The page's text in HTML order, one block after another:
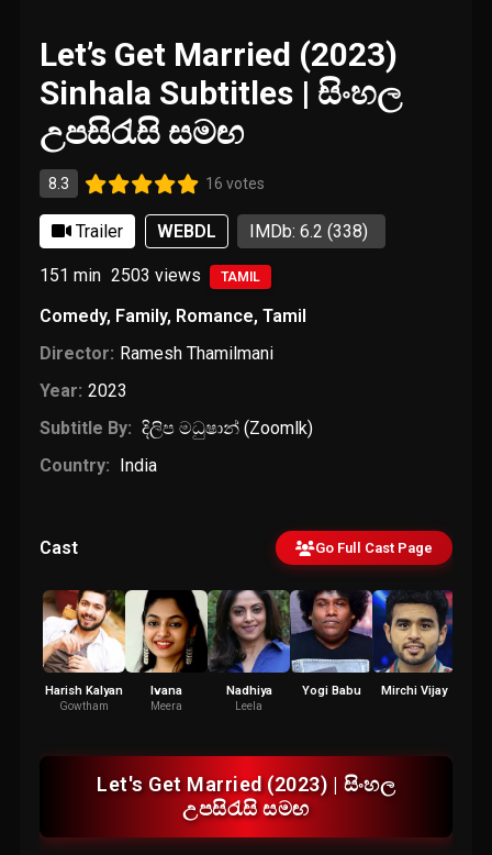
Let’s Get Married (2023)
Sinhala Subtitles | සිංහල
උපසිරැසි සමඟ
8.3 16 votes
Trailer WEBDL IMDb: 6.2(338)
151 min 2503 views TAMIL
Comedy, Family, Romance,Tamil
Director: Ramesh Thamilmani
Year: 2023
Subtitle By: දිලිප මධුෂාන් (Zoomlk)
Country:
India
Cast Go Full Cast Page
Harish Kalyan
Gowtham
Ivana
Meera
Nadhiya
Leela
Yogi Babu Mirchi Vijay
Let's Get Married (2023) | සිංහල
උපසිරැසි සමඟ